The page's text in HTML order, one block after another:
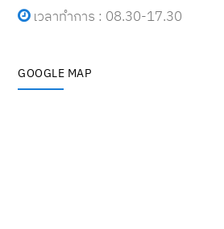
เวลาทำการ : 08.30-17.30
GOOGLE MAP